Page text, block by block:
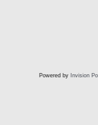
Powered by Invision